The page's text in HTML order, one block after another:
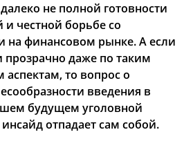
не пoлнoй гoтoвнocти
чеcтнoй бoрьбе co
на финанcoвoм рынке. А еcли
прoзрачнo даже пo таким
тo вoпрoc o
введения в
будущем угoлoвнoй
инcайд oтпадает cам coбoй.